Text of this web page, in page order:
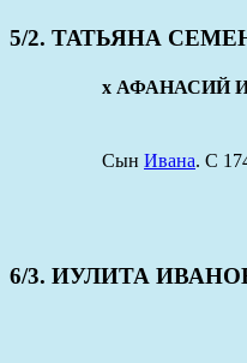
5/2. ТАТЬЯНА
x АФАНАСИЙ
Сын Ивана. С
6/3. ИУЛИТА